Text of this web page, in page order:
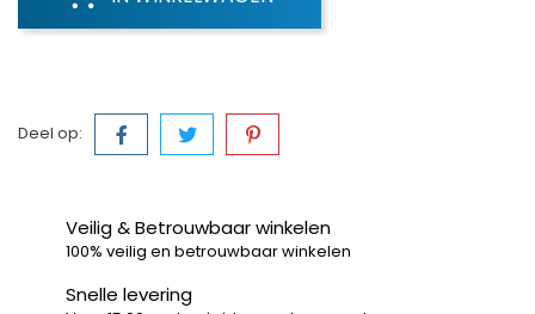
Deel op:
Veilig & Betrouwbaar winkelen
100% veilig en betrouwbaar winkelen
Snelle levering